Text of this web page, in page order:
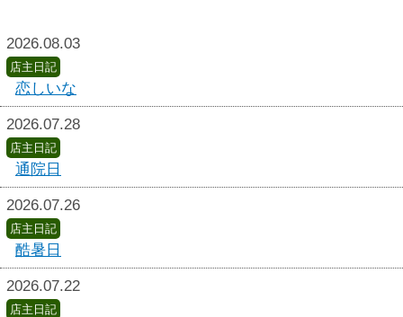
2026.08.03
店主日記
恋しいな
2026.07.28
店主日記
通院日
2026.07.26
店主日記
酷暑日
2026.07.22
店主日記